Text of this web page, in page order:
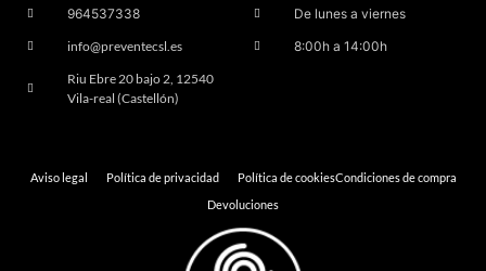
964537338
info@preventecsl.es
Riu Ebre 20 bajo 2, 12540
Vila-real (Castellón)
De lunes a viernes
8:00h a 14:00h
Aviso legal Política de privacidad Política de cookiesCondiciones de compra
Devoluciones